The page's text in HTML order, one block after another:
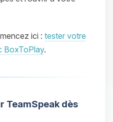
ici : tester votre
BoxToPlay.
TeamSpeak dès